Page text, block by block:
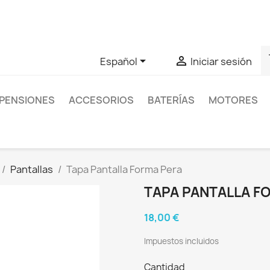
Español  Iniciar sesión
ACCESORIOS BATERÍAS MOTORES
Pantallas Tapa Pantalla Forma Pera
TAPA PANTALLA
18,00 €
Impuestos incluidos
Cantidad